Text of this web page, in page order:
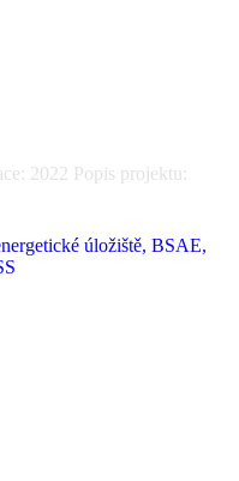
2022 Popis projektu: